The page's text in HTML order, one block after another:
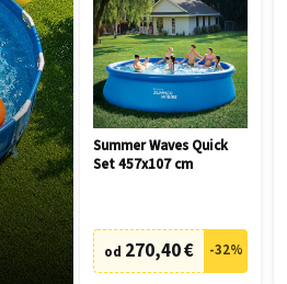
Summer Waves Quick
Set 457x107 cm
od 270,40 € -32%